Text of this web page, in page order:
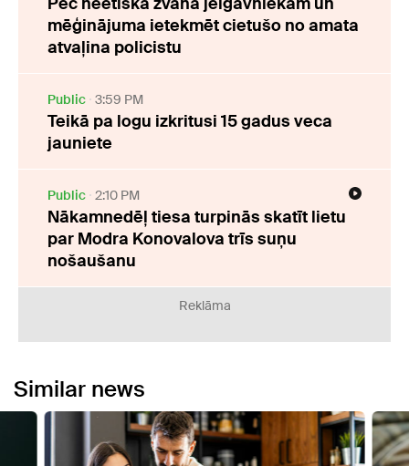
mēģinājuma ietekmēt cietušo no amata
atvaļina policistu
Public 3:59 PM
Teikā pa logu izkritusi 15 gadus veca
jauniete
Public 2:10 PM
Nākamnedēļ tiesa turpinās skatīt lietu
par Modra Konovalova trīs suņu
nošaušanu
Reklāma
Similar news